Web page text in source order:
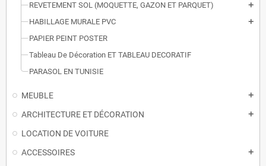
REVETEMENT SOL (MOQUETTE, GAZON ET PARQUET)
add
HABILLAGE MURALE PVC add
PAPIER PEINT POSTER
Tableau De Décoration ET TABLEAU DECORATIF
PARASOL EN TUNISIE
MEUBLE add
ARCHITECTURE ET DÉCORATION add
LOCATION DE VOITURE
ACCESSOIRES
add